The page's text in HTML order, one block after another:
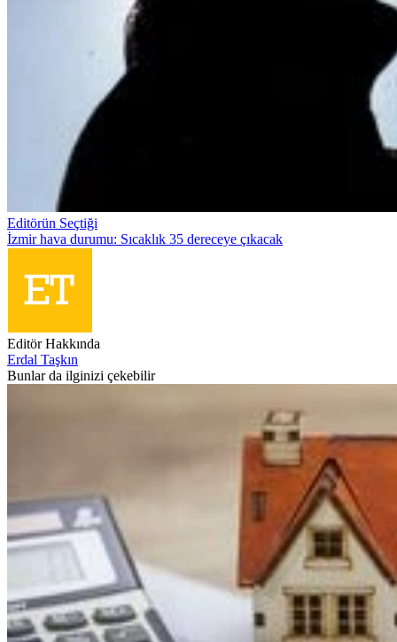
Editörün Seçtiği
İzmir hava durumu: Sıcaklık 35 dereceye çıkacak
Editör Hakkında
Erdal Taşkın
Bunlar da ilginizi çekebilir